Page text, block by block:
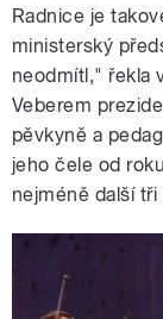
Radnice je
ministerský
neodmítl," řekla
Veberem
pěvkyně a
jeho čele od
nejméně další tři